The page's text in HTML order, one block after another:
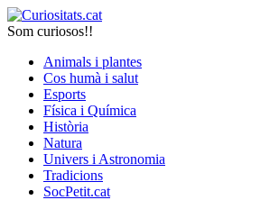
Som curiosos!!
Animals i plantes
Cos humà i salut
Esports
Física i Química
Història
Natura
Univers i Astronomia
Tradicions
SocPetit.cat